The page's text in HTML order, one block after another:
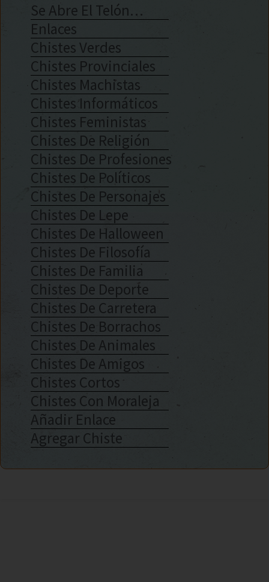
Se Abre El Telón…
Enlaces
Chistes Verdes
Chistes Provinciales
Chistes Machistas
Chistes Informáticos
Chistes Feministas
Chistes De Religión
Chistes De Profesiones
Chistes De Políticos
Chistes De Personajes
Chistes De Lepe
Chistes De Halloween
Chistes De Filosofía
Chistes De Familia
Chistes De Deporte
Chistes De Carretera
Chistes De Borrachos
Chistes De Animales
Chistes De Amigos
Chistes Cortos
Chistes Con Moraleja
Añadir Enlace
Agregar Chiste